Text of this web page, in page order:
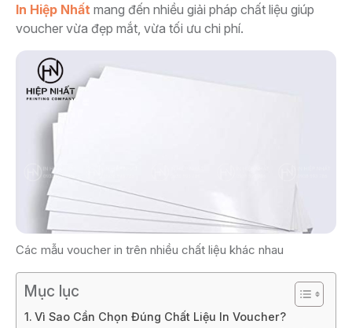
In Hiệp Nhất mang đến nhiều giải pháp chất liệu giúp
voucher vừa đẹp mắt, vừa tối ưu chi phí.
Các mẫu voucher in trên nhiều chất liệu khác nhau
Mục lục
Vì Sao Cần Chọn Đúng Chất Liệu In Voucher?